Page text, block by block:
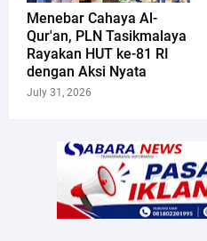
Menebar Cahaya Al-
Qur'an, PLN Tasikmalaya
Rayakan HUT ke-81 RI
dengan Aksi Nyata
July 31, 2026